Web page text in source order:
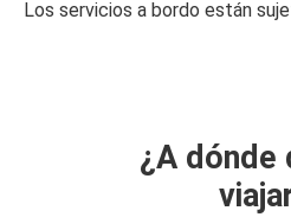
Los servicios a bordo están
¿A dónde